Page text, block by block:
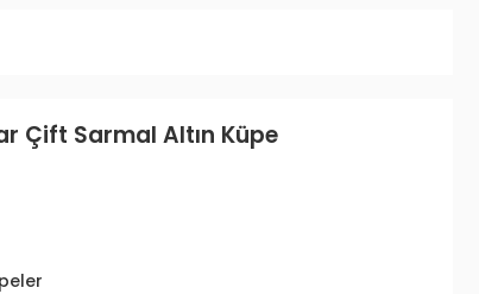
Çift Sarmal Altın Küpe